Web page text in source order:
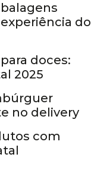
do
doces:
2025
no delivery
com